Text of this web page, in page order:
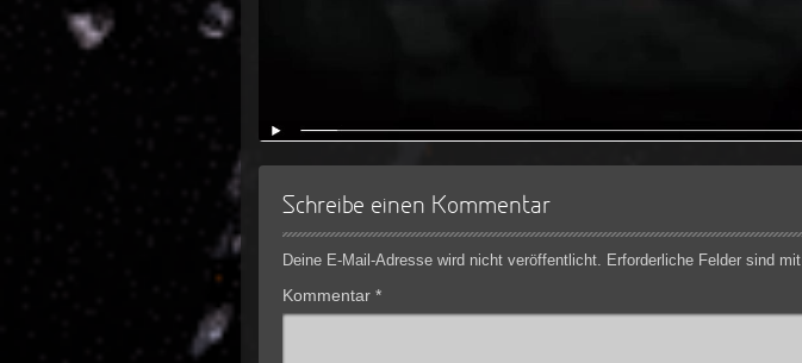
Schreibe einen Kommentar
Deine E-Mail-Adresse wird nicht veröffentlicht. Erforderliche Felder sind mit
Kommentar *